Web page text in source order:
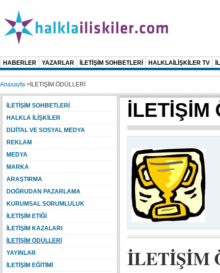
HABERLER YAZARLAR İLETİŞİM SOHBETLERİ HALKLAİLİŞKİLER TV
Anasayfa > İLETİŞİM ÖDÜLLERİ
İLETİŞİM
İLETİŞİM
İLETİŞİM SOHBETLERİ
HALKLA İLİŞKİLER
DİJİTAL VE SOSYAL MEDYA
REKLAM
MEDYA
MARKA
ARAŞTIRMA
DOĞRUDAN PAZARLAMA
KURUMSAL SORUMLULUK
İLETİŞİM ETİĞİ
İLETİŞİM KAZALARI
İLETİŞİM ÖDÜLLERİ
YAYINLAR
İLETİŞİM EĞİTİMİ